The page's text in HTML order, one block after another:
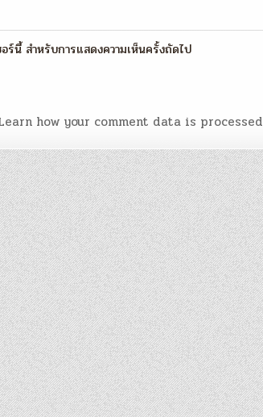
ร์นี้ สำหรับการแสดงความเห็นครั้งถัดไป
how your comment data is processed